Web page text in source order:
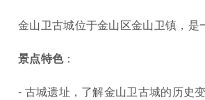
金山卫古城位于金山区金山卫镇，是
景点特色：
- 古城遗址，了解金山卫古城的历史变